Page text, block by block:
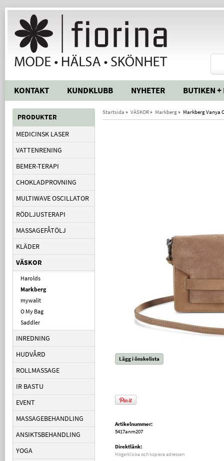
KONTAKT KUNDKLUBB NYHETER BUTIKEN +
PRODUKTER
MEDICINSK LASER
VATTENRENING
BEMER-TERAPI
CHOKLADPROVNING
MULTIWAVE OSCILLATOR
RÖDLJUSTERAPI
MASSAGEFÅTÖLJ
KLÄDER
VÄSKOR
Harolds
Markberg
mywalit
O My Bag
Saddler
INREDNING
HUDVÅRD
ROLLMASSAGE
IR BASTU
EVENT
MASSAGEBEHANDLING
ANSIKTSBEHANDLING
YOGA
Startsida » VÄSKOR» Markberg» Markberg Vanya
Lägg i önskelista
Artikelnummer:
5417anm207
Direktlänk:
Högerklicka och kopiera adressen